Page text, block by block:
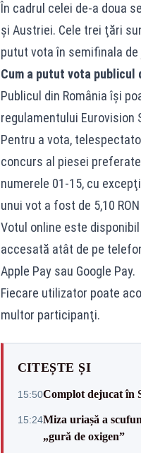
În cadrul celei de-a doua
şi Austriei. Cele trei ţări
putut vota în semifinala
Cum a putut vota publicul
Publicul din România îşi
regulamentului Eurovision
Pentru a vota,
concurs al piesei
numerele 01-15, cu
unui vot a fost de 5,10
Votul online este
accesată atât de pe
Apple Pay sau Google Pay.
Fiecare utilizator poate
multor participanţi.
CITEȘTE ȘI
15:50Complot dejucat în
15:24Miza uriașă a
„gură de oxigen”